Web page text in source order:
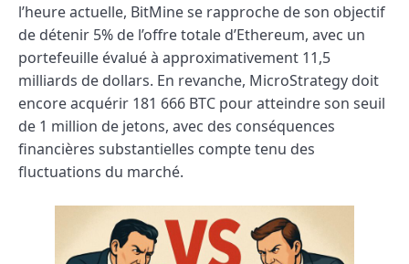
l’heure actuelle, BitMine se rapproche de son objectif
de détenir 5% de l’offre totale d’Ethereum, avec un
portefeuille évalué à approximativement 11,5
milliards de dollars. En revanche, MicroStrategy doit
encore acquérir 181 666 BTC pour atteindre son seuil
de 1 million de jetons, avec des conséquences
financières substantielles compte tenu des
fluctuations du marché.